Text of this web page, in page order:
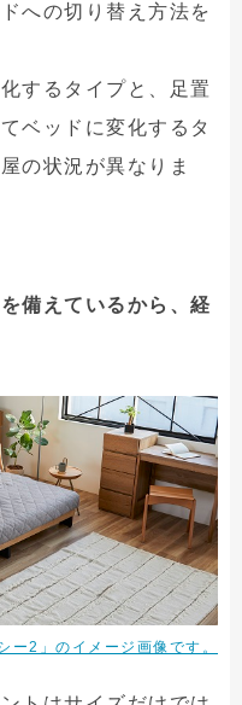
への切り替え方法を
するタイプと、足置
ベッドに変化するタ
の状況が異なりま
備えているから、経
ー2」のイメージ画像です。